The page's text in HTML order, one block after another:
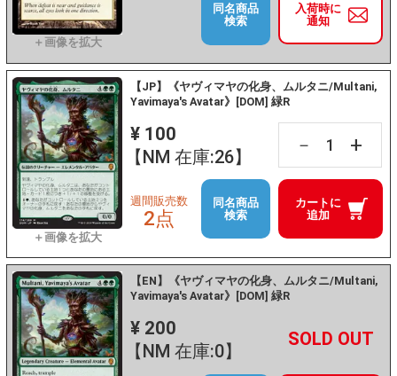
入荷時に
通知
同名商品
検索
【JP】《ヤヴィマヤの化身、ムルタニ/Multani,
Yavimaya's Avatar》[DOM] 緑R
¥ 100
【NM 在庫:26】
－ +
カートに
追加
週間販売数
2点
同名商品
検索
【EN】《ヤヴィマヤの化身、ムルタニ/Multani,
Yavimaya's Avatar》[DOM] 緑R
¥ 200
【NM 在庫:0】
－ +